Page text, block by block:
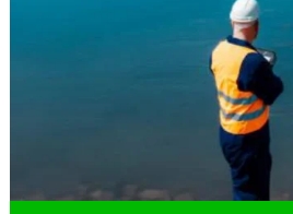
Empresa de engenharia de projetos
Empresa de estudos ambientais
Empresa de estudos ambientais BH
Empresa de estudos arqueológicos